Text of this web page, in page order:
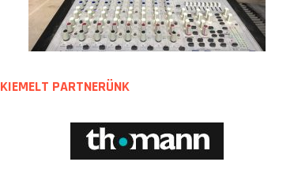
KIEMELT PARTNERÜNK